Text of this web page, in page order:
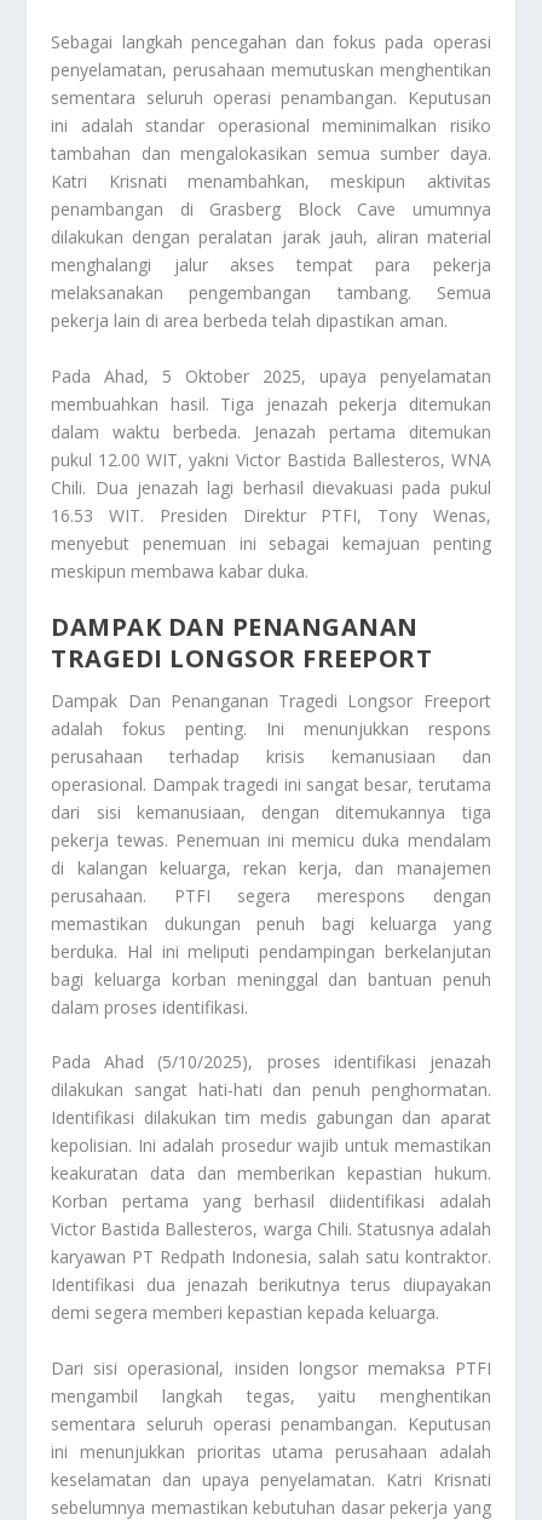
Sebagai langkah pencegahan dan fokus pada operasi
penyelamatan, perusahaan memutuskan menghentikan
sementara seluruh operasi penambangan. Keputusan
ini adalah standar operasional meminimalkan risiko
tambahan dan mengalokasikan semua sumber daya.
Katri Krisnati menambahkan, meskipun aktivitas
penambangan di Grasberg Block Cave umumnya
dilakukan dengan peralatan jarak jauh, aliran material
menghalangi jalur akses tempat para pekerja
melaksanakan pengembangan tambang. Semua
pekerja lain di area berbeda telah dipastikan aman.
Pada Ahad, 5 Oktober 2025, upaya penyelamatan
membuahkan hasil. Tiga jenazah pekerja ditemukan
dalam waktu berbeda. Jenazah pertama ditemukan
pukul 12.00 WIT, yakni Victor Bastida Ballesteros, WNA
Chili. Dua jenazah lagi berhasil dievakuasi pada pukul
16.53 WIT. Presiden Direktur PTFI, Tony Wenas,
menyebut penemuan ini sebagai kemajuan penting
meskipun membawa kabar duka.
DAMPAK DAN PENANGANAN
TRAGEDI LONGSOR FREEPORT
Dampak Dan Penanganan Tragedi Longsor Freeport
adalah fokus penting. Ini menunjukkan respons
perusahaan terhadap krisis kemanusiaan dan
operasional. Dampak tragedi ini sangat besar, terutama
dari sisi kemanusiaan, dengan ditemukannya tiga
pekerja tewas. Penemuan ini memicu duka mendalam
di kalangan keluarga, rekan kerja, dan manajemen
perusahaan. PTFI segera merespons dengan
memastikan dukungan penuh bagi keluarga yang
berduka. Hal ini meliputi pendampingan berkelanjutan
bagi keluarga korban meninggal dan bantuan penuh
dalam proses identifikasi.
Pada Ahad (5/10/2025), proses identifikasi jenazah
dilakukan sangat hati-hati dan penuh penghormatan.
Identifikasi dilakukan tim medis gabungan dan aparat
kepolisian. Ini adalah prosedur wajib untuk memastikan
keakuratan data dan memberikan kepastian hukum.
Korban pertama yang berhasil diidentifikasi adalah
Victor Bastida Ballesteros, warga Chili. Statusnya adalah
karyawan PT Redpath Indonesia, salah satu kontraktor.
Identifikasi dua jenazah berikutnya terus diupayakan
demi segera memberi kepastian kepada keluarga.
Dari sisi operasional, insiden longsor memaksa PTFI
mengambil langkah tegas, yaitu menghentikan
sementara seluruh operasi penambangan. Keputusan
ini menunjukkan prioritas utama perusahaan adalah
keselamatan dan upaya penyelamatan. Katri Krisnati
sebelumnya memastikan kebutuhan dasar pekerja yang